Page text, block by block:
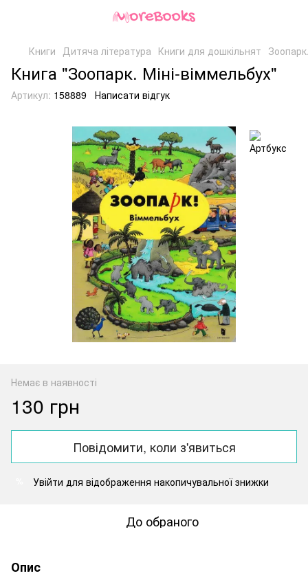
Книги Дитяча література Книги для дошкільнят
Книга "Зоопарк. Міні-віммельбух"
Артикул: 158889 Написати відгук
Немає в наявності
130 грн
Повідомити, коли з'явиться
Увійти для відображення накопичувальної знижки
До обраного
Опис